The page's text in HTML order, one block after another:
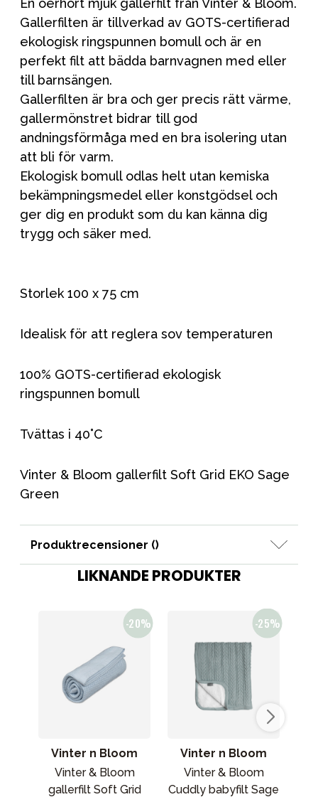
En oerhört mjuk gallerfilt från Vinter & Bloom.
Gallerfilten är tillverkad av GOTS-certifierad
ekologisk ringspunnen bomull och är en
perfekt filt att bädda barnvagnen med eller
till barnsängen.
Gallerfilten är bra och ger precis rätt värme,
gallermönstret bidrar till god
andningsförmåga med en bra isolering utan
att bli för varm.
Ekologisk bomull odlas helt utan kemiska
bekämpningsmedel eller konstgödsel och
ger dig en produkt som du kan känna dig
trygg och säker med.
Storlek 100 x 75 cm
Idealisk för att reglera sov temperaturen
100% GOTS-certifierad ekologisk
ringspunnen bomull
Tvättas i 40˚C
Vinter & Bloom gallerfilt Soft Grid EKO Sage
Green
Produktrecensioner ()
LIKNANDE PRODUKTER
Vinter n Bloom
Vinter & Bloom
gallerfilt Soft Grid
Vinter n Bloom
Vinter & Bloom
Cuddly babyfilt Sage